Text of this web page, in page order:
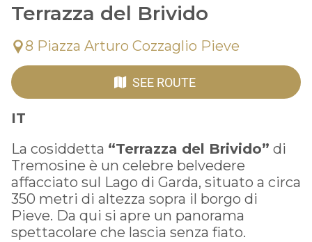
Terrazza del Brivido
8 Piazza Arturo Cozzaglio Pieve
SEE ROUTE
IT
La cosiddetta “Terrazza del Brivido” di
Tremosine è un celebre belvedere
affacciato sul Lago di Garda, situato a circa
350 metri di altezza sopra il borgo di
Pieve. Da qui si apre un panorama
spettacolare che lascia senza fiato.